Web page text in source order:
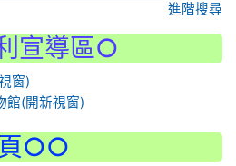
進階搜尋
宣導區○
○○